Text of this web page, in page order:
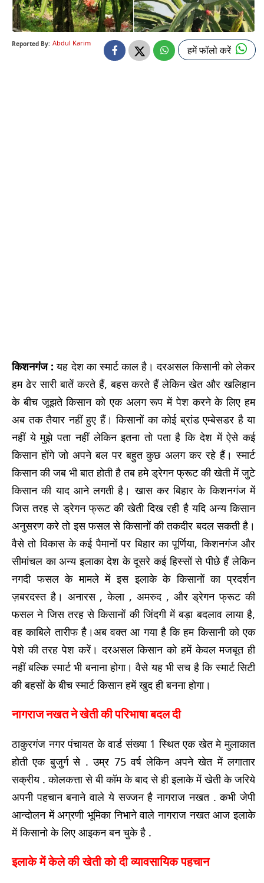
Reported By: Abdul Karim
हमें फॉलो करें
किशनगंज : यह देश का स्मार्ट काल है। दरअसल किसानी को लेकर
हम ढेर सारी बातें करते हैं, बहस करते हैं लेकिन खेत और खलिहान
के बीच जूझते किसान को एक अलग रूप में पेश करने के लिए हम
अब तक तैयार नहीं हुए हैं। किसानों का कोई ब्रांड एम्बेसडर है या
नहीं ये मुझे पता नहीं लेकिन इतना तो पता है कि देश में ऐसे कई
किसान होंगे जो अपने बल पर बहुत कुछ अलग कर रहे हैं। स्मार्ट
किसान की जब भी बात होती है तब हमे ड्रेगन फ्रूट की खेती में जुटे
किसान की याद आने लगती है। खास कर बिहार के किशनगंज में
जिस तरह से ड्रेगन फ्रूट की खेती दिख रही है यदि अन्य किसान
अनुसरण करे तो इस फसल से किसानों की तकदीर बदल सकती है।
वैसे तो विकास के कई पैमानों पर बिहार का पूर्णिया, किशनगंज और
सीमांचल का अन्य इलाका देश के दूसरे कई हिस्सों से पीछे हैं लेकिन
नगदी फसल के मामले में इस इलाके के किसानों का प्रदर्शन
ज़बरदस्त है। अनारस , केला , अमरुद , और ड्रेगन फ्रूट की
फसल ने जिस तरह से किसानों की जिंदगी में बड़ा बदलाव लाया है,
वह काबिले तारीफ है।अब वक्त आ गया है कि हम किसानी को एक
पेशे की तरह पेश करें। दरअसल किसान को हमें केवल मजबूत ही
नहीं बल्कि स्मार्ट भी बनाना होगा। वैसे यह भी सच है कि स्मार्ट सिटी
की बहसों के बीच स्मार्ट किसान हमें खुद ही बनना होगा।
नागराज नखत ने खेती की परिभाषा बदल दी
ठाकुरगंज नगर पंचायत के वार्ड संख्या 1 स्थित एक खेत मे मुलाकात
होती एक बुजुर्ग से . उम्र 75 वर्ष लेकिन अपने खेत में लगातार
सक्रीय . कोलकत्ता से बी कॉम के बाद से ही इलाके में खेती के जरिये
अपनी पहचान बनाने वाले ये सज्जन है नागराज नखत . कभी जेपी
आन्दोलन में अग्रणी भूमिका निभाने वाले नागराज नखत आज इलाके
में किसानो के लिए आइकन बन चुके है .
इलाके में केले की खेती को दी व्यावसायिक पहचान